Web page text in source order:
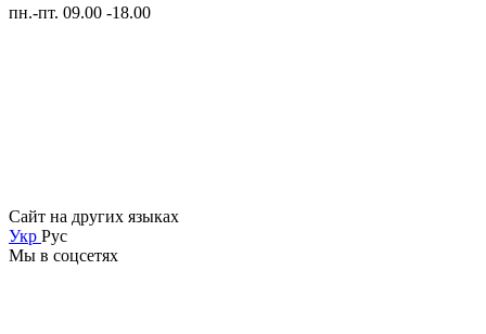
пн.-пт. 09.00 -18.00
Сайт на других языках
Укр Рус
Мы в соцсетях